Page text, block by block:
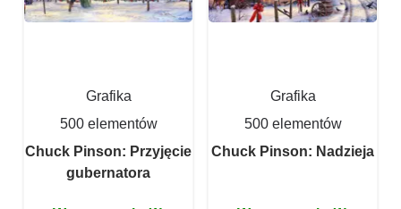
Grafika
500 elementów
Chuck Pinson: Przyjęcie
gubernatora
Grafika
500 elementów
Chuck Pinson: Nadzieja